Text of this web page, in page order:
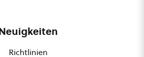
Richtlinien